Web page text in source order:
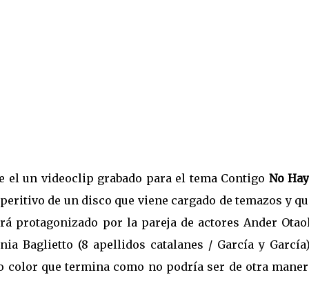
el un videoclip grabado para el tema Contigo No
de un disco que viene cargado de temazos y
protagonizado por la pareja de actores Ander
Baglietto (8 apellidos catalanes / García y
color que termina como no podría ser de otra